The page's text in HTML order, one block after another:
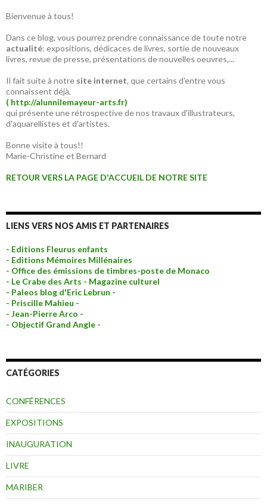
Bienvenue à tous!
Dans ce blog, vous pourrez prendre connaissance de toute notre
actualité: expositions, dédicaces de livres, sortie de nouveaux
livres, revue de presse, présentations de nouvelles oeuvres,...
Il fait suite à notre site internet, que certains d'entre vous
connaissent déjà,
( http://alunnilemayeur-arts.fr)
qui présente une rétrospective de nos travaux d'illustrateurs,
d'aquarellistes et d'artistes.
Bonne visite à tous!!
Marie-Christine et Bernard
RETOUR VERS LA PAGE D'ACCUEIL DE NOTRE SITE
LIENS VERS NOS AMIS ET PARTENAIRES
- Editions Fleurus enfants
- Editions Mémoires Millénaires
- Office des émissions de timbres-poste de Monaco
- Le Crabe des Arts - Magazine culturel
- Paleos blog d'Eric Lebrun -
- Priscille Mahieu -
- Jean-Pierre Arco -
- Objectif Grand Angle -
CATÉGORIES
CONFÉRENCES
EXPOSITIONS
INAUGURATION
LIVRE
MARIBER